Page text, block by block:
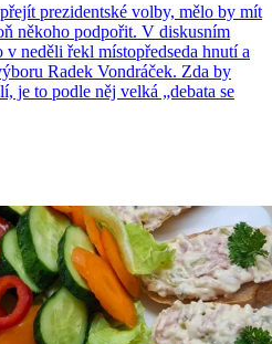
prezidentské volby, mělo by mít
někoho podpořit. V diskusním
neděli řekl místopředseda hnutí a
Radek Vondráček. Zda by
je to podle něj velká „debata se